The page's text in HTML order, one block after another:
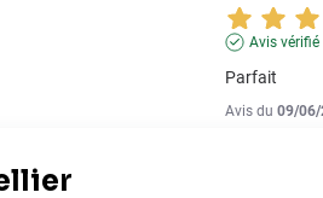
Avis vérifié
Parfait
Avis du 09/06/